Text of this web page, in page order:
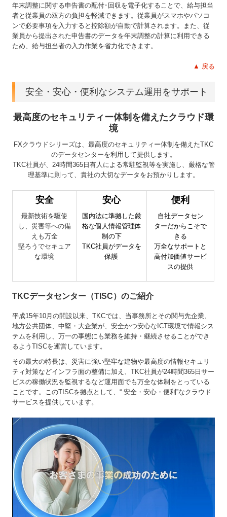
年末調整に関する申告書の配付･回収を電子化することで、給与担当
者と従業員の双方の負担を軽減できます。従業員がスマホやパソコ
ンで必要事項を入力すると控除額が自動で計算されます。また、従
業員から提出された申告書のデータを年末調整の計算に利用できる
ため、給与担当者の入力作業を省力化できます。
▲ 戻る
安全・安心・便利なシステム運用をサポート
最高度のセキュリティー体制を備えたクラウド環
境
FXクラウドシリーズは、最高度のセキュリティー体制を備えたTKC
のデータセンターを利用して提供します。
TKC社員が、24時間365日有人による常駐監視等を実施し、厳格な管
理基準に則って、貴社の大切なデータをお預かりします。
安全
最新技術を駆使
し、災害等への備
えも万全
堅ろうでセキュア
な環境
安心
国内法に準拠した厳
格な個人情報管理体
制の下
TKC社員がデータを
保護
便利
自社データセン
ターだからこそで
きる
万全なサポートと
高付加価値サービ
スの提供
TKCデータセンター（TISC）のご紹介
平成15年10月の開設以来、TKCでは、当事務所とその関与先企業、
地方公共団体、中堅・大企業が、安全かつ安心なICT環境で情報シス
テムを利用し、万一の事態にも業務を維持・継続させることができ
るようTISCを運営しています。
その最大の特長は、災害に強い堅牢な建物や最高度の情報セキュリ
ティ対策などインフラ面の整備に加え、TKC社員が24時間365日サー
ビスの稼働状況を監視するなど運用面でも万全な体制をとっている
ことです。このTISCを拠点として、“ 安全・安心・便利”なクラウド
サービスを提供しています。